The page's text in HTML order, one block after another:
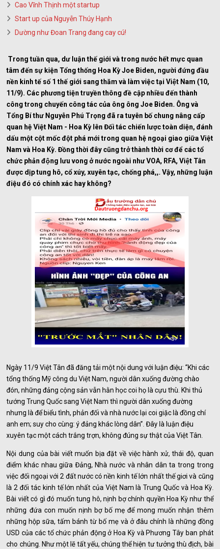
Cao Vĩnh Thịnh một startup
Start up của Nguyễn Thúy Hạnh
Dường như Đoan Trang đang cay cú!
Trong tuần qua, dư luận thế giới và trong nước hết mực quan
tâm đến sự kiện Tổng thống Hoa Kỳ Joe Biden, người đứng đầu
nền kinh tế số 1 thế giới sang thăm và làm việc tại Việt Nam (10,
11/9). Các phương tiện truyền thông đề cập nhiều đến thành
công trong chuyến công tác của ông ông Joe Biden. Ông và
Tổng Bí thư Nguyễn Phú Trọng đã ra tuyên bố chung nâng cấp
quan hệ Việt Nam - Hoa Kỳ lên Đối tác chiến lược toàn diện, đánh
dấu một cột mốc đột phá mới trong quan hệ ngoại giao giữa Việt
Nam và Hoa Kỳ. Đồng thời đây cũng trở thành thời cơ để các tổ
chức phản động lưu vong ở nước ngoài như VOA, RFA, Việt Tân
được dịp tung hô, cổ xúy, xuyên tạc, chống phá,,. Vậy, những luận
điệu đó có chính xác hay không?
Ngày 11/9 Việt Tân đã đăng tải một nội dung với luận điệu: “Khi các
tổng thống Mỹ công du Việt Nam, người dân xuống đường chào
đón, những đảng cộng sản vẫn hằn học coi họ là cựu thù. Khi thủ
tướng Trung Quốc sang Việt Nam thì người dân xuống đường
nhưng là để biểu tình, phản đối và nhà nước lại coi giặc là đồng chí
anh em; suy cho cùng: ý đảng khác lòng dân”. Đây là luận điệu
xuyên tạc một cách trắng trợn, không đúng sự thật của Việt Tân.
Nội dung của bài viết muốn bịa đặt về việc hành xử, thái độ, quan
điểm khác nhau giữa Đảng, Nhà nước và nhân dân ta trong trong
việc đối ngoại với 2 đất nước có nền kinh tế lớn nhất thế giơi và cũng
là 2 đối tác kinh tế lớn nhất của Việt Nam là Trung Quốc và Hoa Kỳ.
Bài viết có gì đó muốn tung hô, nịnh bợ chính quyền Hoa Kỳ như thể
những đứa con muốn nịnh bợ bố mẹ để mong muốn nhận thêm
những hộp sữa, tấm bánh từ bố mẹ và ở đâu chính là những đồng
USD của các tổ chức phản động ở Hoa Kỳ và Phương Tây ban phát
cho chúng. Như một lẽ tất yếu, chúng thể hiện tư tưởng thù địch, bài